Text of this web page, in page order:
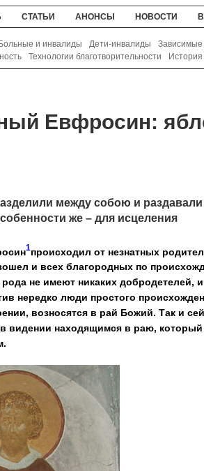
СТАТЬИ АНОНСЫ НОВОСТИ
Больные и инвалиды Дети-инвалиды
Зависимые
Технологии благотворительности История
Евфросин:
между собою и
же – для исцеления
1происходил от незнатных
и всех благородных по
рода не имеют никаких добродетелей,
нередко люди простого
возносятся в рай Божий. Так и
видении находящимся в раю, который